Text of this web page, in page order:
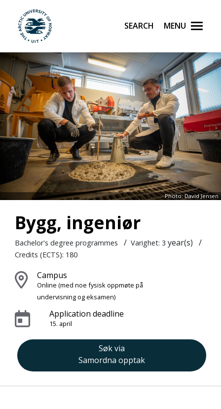
Skip to main content
UiT The Arctic University of Norway
Search Menu
Photo: David Jensen
Bygg, ingeniør
Bachelor's degree programmes / Varighet: 3 year(s) /
Credits (ECTS): 180
Campus
Online (med noe fysisk oppmøte på
undervisning og eksamen)
Application deadline
15. april
Søk via
Samordna opptak